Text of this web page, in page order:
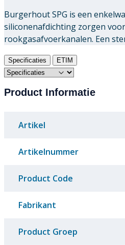
Burgerhout SPG is een
siliconenafdichting zorgen
rookgasafvoerkanalen. Een
Specificaties ETIM
Product Informatie
Artikel
Artikelnummer
Product Code
Fabrikant
Product Groep